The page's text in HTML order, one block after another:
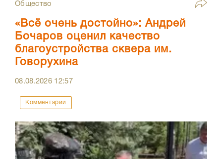
Общество
«Всё очень достойно»: Андрей
Бочаров оценил качество
благоустройства сквера им.
Говорухина
08.08.2026 12:57
Комментарии